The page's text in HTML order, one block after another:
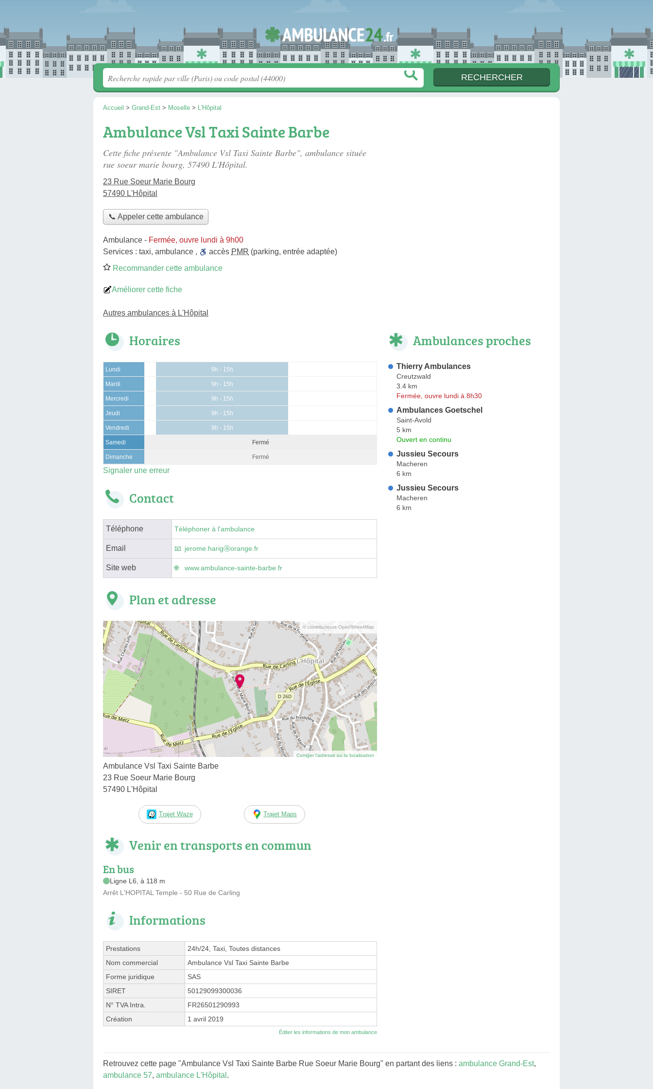
Accueil > Grand-Est > Moselle > L'Hôpital
Ambulance Vsl Taxi Sainte Barbe
Cette fiche présente "Ambulance Vsl Taxi Sainte Barbe", ambulance située
rue soeur marie bourg, 57490 L'Hôpital.
23 Rue Soeur Marie Bourg
57490 L'Hôpital
📞 Appeler cette ambulance
Ambulance - Fermée, ouvre lundi à 9h00
Services : taxi, ambulance , accès PMR (parking, entrée adaptée)
Recommander cette ambulance
Améliorer cette fiche
Autres ambulances à L'Hôpital
Horaires
Lundi 9h - 15h
Mardi 9h - 15h
Mercredi 9h - 15h
Jeudi 9h - 15h
Vendredi 9h - 15h
Samedi Fermé
Dimanche Fermé
Signaler une erreur
Contact
Téléphone Téléphoner à l'ambulance
Email jerome.harigⓐorange.fr
Site web www.ambulance-sainte-barbe.fr
Plan et adresse
© contributeurs OpenStreetMap
Corriger l’adresse ou la localisation
Ambulance Vsl Taxi Sainte Barbe
23 Rue Soeur Marie Bourg
57490 L'Hôpital
Trajet Waze Trajet Maps
Venir en transports en commun
En bus
Ligne L6, à 118 m
Arrêt L'HOPITAL Temple - 50 Rue de Carling
Informations
Prestations
24h/24, Taxi, Toutes distances
Nom commercial
Ambulance Vsl Taxi Sainte Barbe
Forme juridique
SAS
SIRET
50129099300036
N° TVA Intra.
FR26501290993
Création
1 avril 2019
Éditer les informations de mon ambulance
Ambulances proches
Thierry Ambulances
Creutzwald
3.4 km
Fermée, ouvre lundi à 8h30
Ambulances Goetschel
Saint-Avold
5 km
Ouvert en continu
Jussieu Secours
Macheren
6 km
Jussieu Secours
Macheren
6 km
Retrouvez cette page "Ambulance Vsl Taxi Sainte Barbe Rue Soeur Marie Bourg" en partant des liens : ambulance Grand-Est,
ambulance 57, ambulance L'Hôpital .